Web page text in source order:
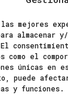
mejores
almacenar
como el
únicas en
puede
y funciones.